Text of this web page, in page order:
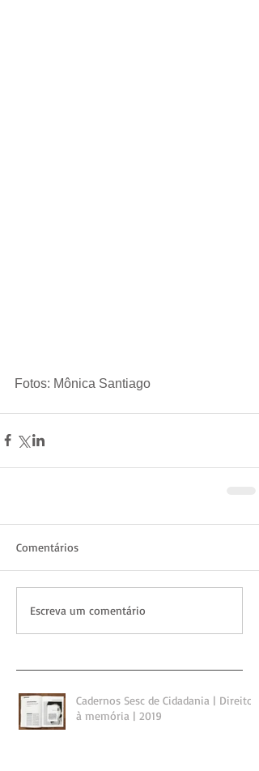
Fotos: Mônica Santiago
Comentários
Escreva um comentário
Cadernos Sesc de Cidadania | Direito
à memória | 2019